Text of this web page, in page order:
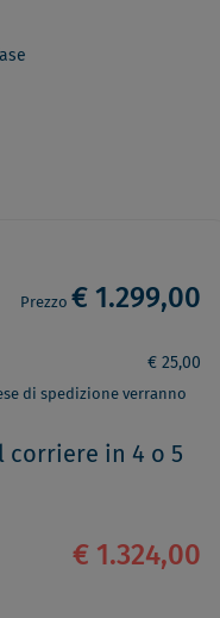
Prezzo € 1.299,00
€ 25,00
di spedizione verranno
corriere in 4 o 5
€ 1.324,00